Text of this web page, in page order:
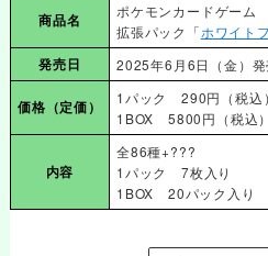
商品名
ポケモンカードゲーム
拡張パック「ホワイト
発売日
2025年6月6日（金）発
価格 （定価）
1パック 290円（税込）
1BOX 5800円（税込）
内容
全86種+???
1パック 7枚入り
1BOX 20パック入り